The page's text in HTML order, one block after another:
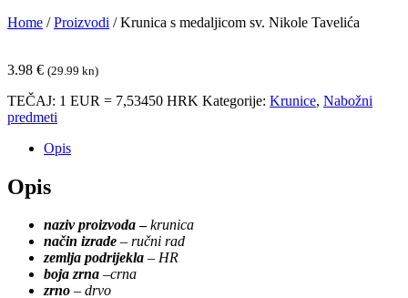
Home / Proizvodi / Krunica s medaljicom sv. Nikole Tavelića
3.98 € (29.99 kn)
TEČAJ: 1 EUR = 7,53450 HRK Kategorije: Krunice, Nabožni
predmeti
Opis
Opis
naziv proizvoda–krunica
način izrade – ručni rad
zemlja podrijekla – HR
boja zrna –crna
zrno – drvo